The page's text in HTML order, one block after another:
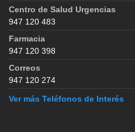
Centro de Salud Urgencias
947 120 483
Farmacia
947 120 398
Correos
947 120 274
Ver más Teléfonos de Interés